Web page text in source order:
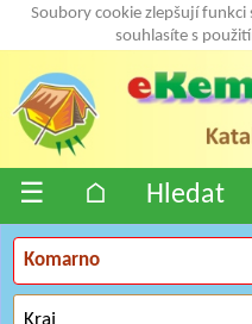
Soubory cookie zlepšují
souhlasíte s
☰ ⌂ Hledat